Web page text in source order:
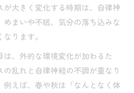
が大きく変化する時期は、自律神
めまいや不眠、気分の落ち込みな
ります。
は、外的な環境変化が加わるた
の乱れと自律神経の不調が重なり
例えば、春や秋は「なんとなく体